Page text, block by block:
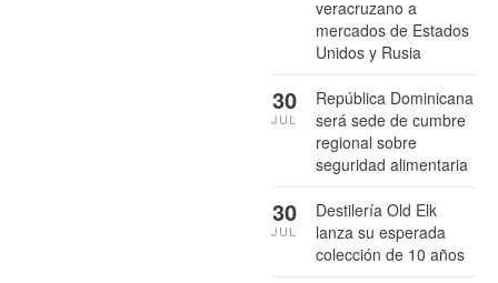
veracruzano a
mercados de Estados
Unidos y Rusia
República Dominicana
será sede de cumbre
regional sobre
seguridad alimentaria
30
JUL
Destilería Old Elk
lanza su esperada
colección de 10 años
30
JUL